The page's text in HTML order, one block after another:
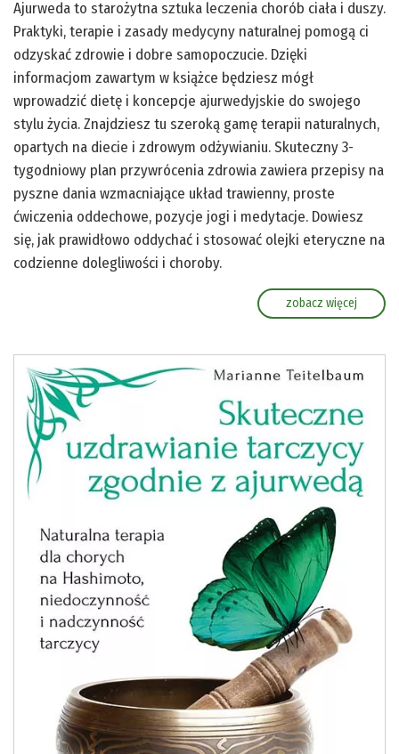
Ajurweda to starożytna sztuka leczenia chorób ciała i duszy.
Praktyki, terapie i zasady medycyny naturalnej pomogą ci
odzyskać zdrowie i dobre samopoczucie. Dzięki
informacjom zawartym w książce będziesz mógł
wprowadzić dietę i koncepcje ajurwedyjskie do swojego
stylu życia. Znajdziesz tu szeroką gamę terapii naturalnych,
opartych na diecie i zdrowym odżywianiu. Skuteczny 3-
tygodniowy plan przywrócenia zdrowia zawiera przepisy na
pyszne dania wzmacniające układ trawienny, proste
ćwiczenia oddechowe, pozycje jogi i medytacje. Dowiesz
się, jak prawidłowo oddychać i stosować olejki eteryczne na
codzienne dolegliwości i choroby.
zobacz więcej